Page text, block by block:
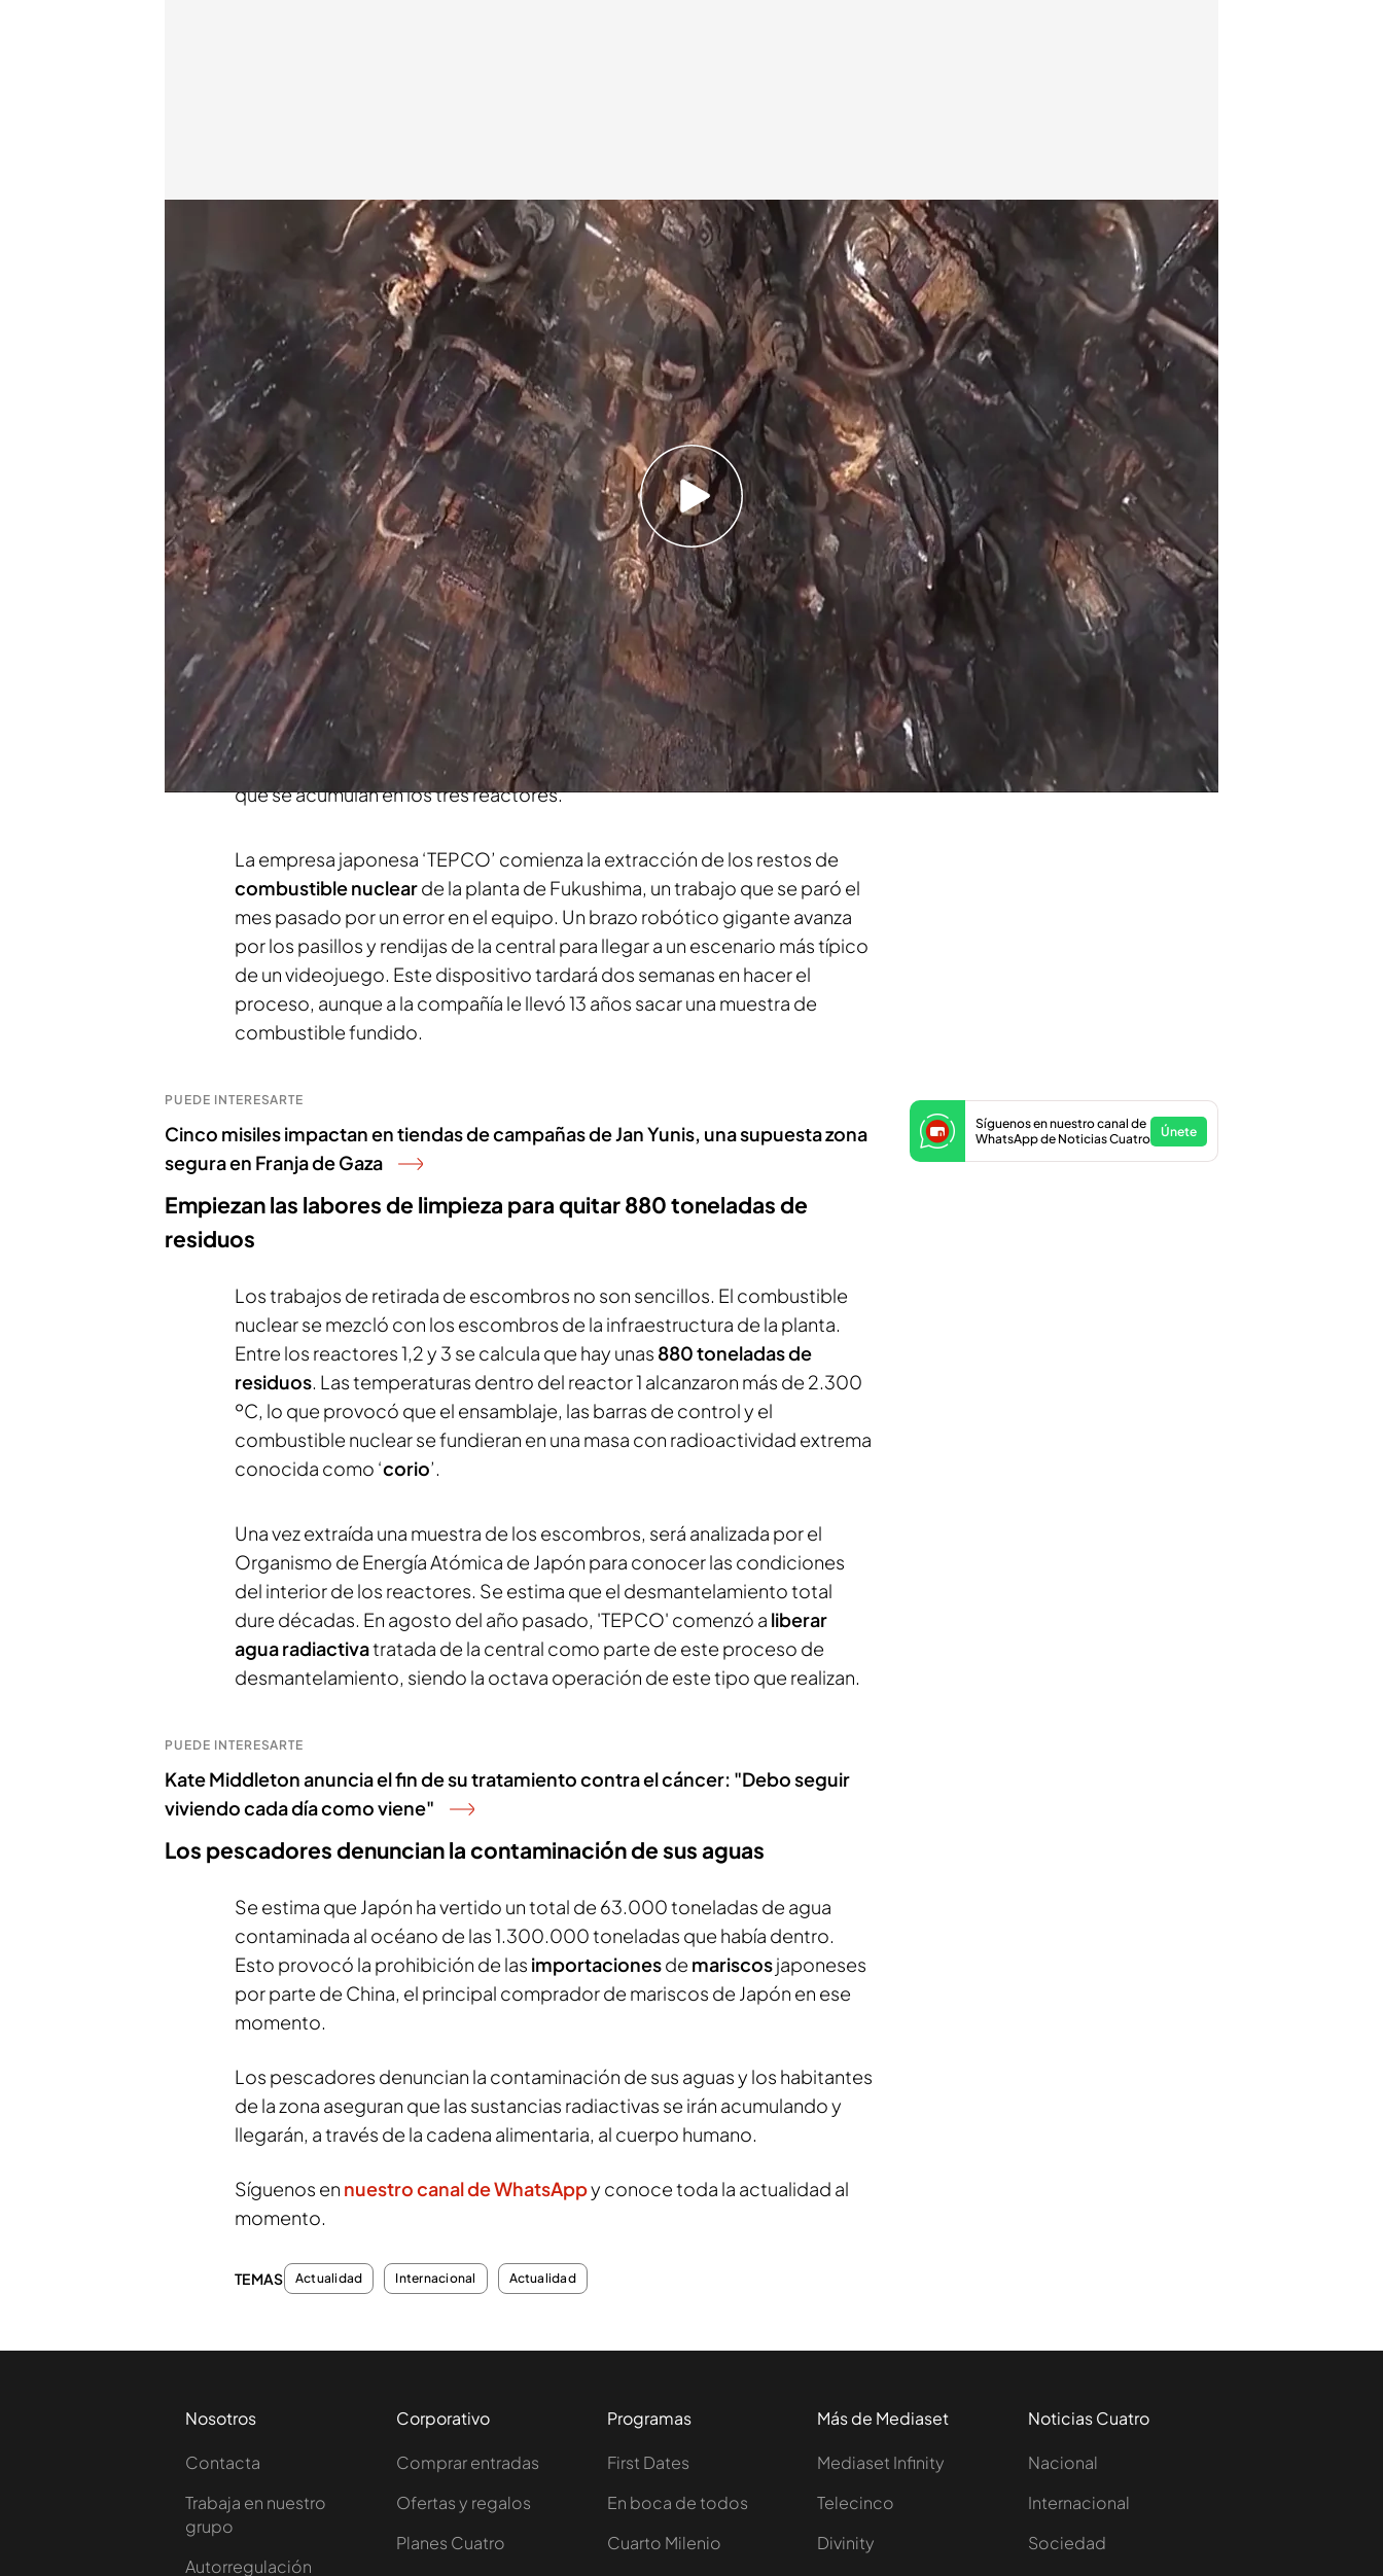
Empiezan las labores de limpieza en la central nuclear de Fukushima
Redacción digital Noticias Cuatro
10 SEP 2024 - 17:49h.
La empresa japonesa TEPCO reanuda la extracción de los restos de
combustible nuclear de la planta de Fukushima
Un brazo robótico gigante avanza por los pasillos y rendijas de la
central para llegar a los escombros
TEPCO liberó agua radiactiva tratada de la central como parte de este
proceso de desmantelamiento en agosto
Compartir
Japón reanuda las labores de limpiezaen la central nuclear de Fukushima
todavía con pruebas- tras 13 años de la catástrofe. Se trata de una
operación crucial que se ha ido posponiendo hasta encontrar un método
seguro para retirar las 880 toneladas deescombros yagua contaminada
que se acumulan en los tres reactores.
La empresa japonesa ‘TEPCO’ comienza la extracción de los restos de
combustible nuclearde la planta de Fukushima, un trabajo que se paró el
mes pasado por un error en el equipo. Un brazo robótico gigante avanza
por los pasillos y rendijas de la central para llegar a un escenario más típico
de un videojuego. Este dispositivo tardará dos semanas en hacer el
proceso, aunque a la compañía le llevó 13 años sacar una muestra de
combustible fundido.
PUEDE INTERESARTE
Cinco misiles impactan en tiendas de campañas de Jan Yunis, una supuesta zona
segura en Franja de Gaza
Empiezan las labores de limpieza para quitar 880 toneladas de
residuos
Los trabajos de retirada de escombros no son sencillos. El combustible
nuclear se mezcló con los escombros de la infraestructura de la planta.
Entre los reactores 1,2 y 3 se calcula que hay unas 880 toneladas de
residuos. Las temperaturas dentro del reactor 1 alcanzaron más de 2.300
ºC, lo que provocó que el ensamblaje, las barras de control y el
combustible nuclear se fundieran en una masa con radioactividad extrema
conocida como ‘corio’.
Una vez extraída una muestra de los escombros, será analizada por el
Organismo de Energía Atómica de Japón para conocer las condiciones
del interior de los reactores. Se estima que el desmantelamiento total
dure décadas. En agosto del año pasado, 'TEPCO' comenzó a liberar
agua radiactivatratada de la central como parte de este proceso de
desmantelamiento, siendo la octava operación de este tipo que realizan.
PUEDE INTERESARTE
Kate Middleton anuncia el fin de su tratamiento contra el cáncer: "Debo seguir
viviendo cada día como viene"
Los pescadores denuncian la contaminación de sus aguas
Se estima que Japón ha vertido un total de 63.000 toneladas de agua
contaminada al océano de las 1.300.000 toneladas que había dentro.
Esto provocó la prohibición de las importacionesde mariscosjaponeses
por parte de China, el principal comprador de mariscos de Japón en ese
momento.
Síguenos en nuestro canal de
WhatsApp de Noticias Cuatro
Únete
Los pescadores denuncian la contaminación de sus aguas y los habitantes
de la zona aseguran que las sustancias radiactivas se irán acumulando y
llegarán, a través de la cadena alimentaria, al cuerpo humano.
Síguenos en nuestro canal de WhatsAppy conoce toda la actualidad al
momento.
TEMAS Actualidad Internacional Actualidad
Nosotros
Contacta
Trabaja en nuestro
grupo
Autorregulación
Corporativo
Comprar entradas
Ofertas y regalos
Planes Cuatro
Programas
First Dates
En boca de todos
Cuarto Milenio
Más de Mediaset
Mediaset Infinity
Telecinco
Divinity
Noticias Cuatro
Nacional
Internacional
Sociedad